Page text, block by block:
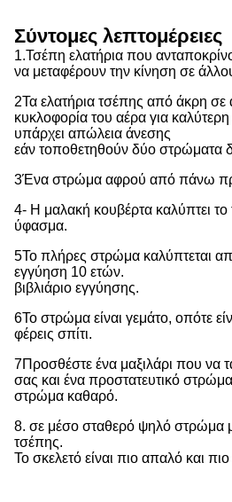
Σύντομες λεπτομέρειες
1.Τσέπη ελατήρια που
να μεταφέρουν την κίνηση σε
2Τα ελατήρια τσέπης από άκρη σε
κυκλοφορία του αέρα για
υπάρχει απώλεια άνεσης
εάν τοποθετηθούν δύο στρώματα
3Ένα στρώμα αφρού από πάνω
4- Η μαλακή κουβέρτα καλύπτει
ύφασμα.
5Το πλήρες στρώμα καλύπτεται
εγγύηση 10 ετών.
βιβλιάριο εγγύησης.
6Το στρώμα είναι γεμάτο, οπότε
φέρεις σπίτι.
7Προσθέστε ένα μαξιλάρι που να
σας και ένα προστατευτικό
στρώμα καθαρό.
8. σε μέσο σταθερό ψηλό στρώμα
τσέπης.
Το σκελετό είναι πιο απαλό και πιο